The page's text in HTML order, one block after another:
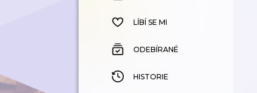
HISTORIE
LÍBÍ SE MI
ODEBÍRANÉ
HISTORIE